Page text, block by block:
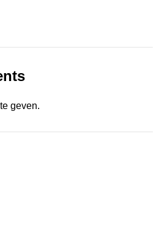
geven.